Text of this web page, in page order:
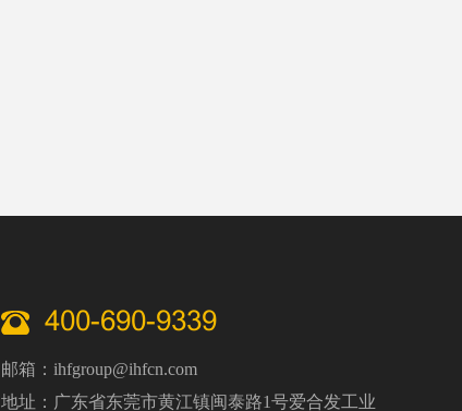
400-690-9339
邮箱：ihfgroup@ihfcn.com
地址：广东省东莞市黄江镇闽泰路1号爱合发工业